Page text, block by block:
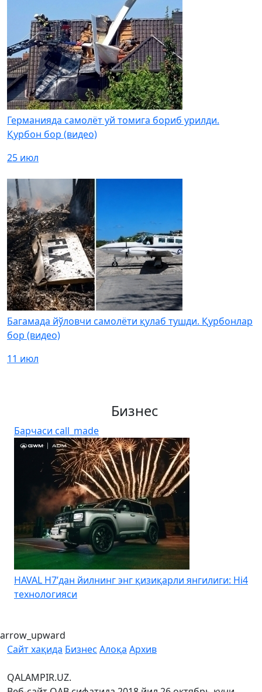
Германияда самолёт уй томига бориб урилди.
Қурбон бор (видео)
25 июл
Багамада йўловчи самолёти қулаб тушди. Қурбонлар
бор (видео)
11 июл
Бизнес
Барчаси call_made
HAVAL H7’дан йилнинг энг қизиқарли янгилиги: Hi4
технологияси
arrow_upward
Сайт хақида Бизнес Алоқа Архив
QALAMPIR.UZ.